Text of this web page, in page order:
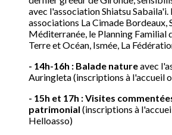
avec l'association Shiatsu Sabaila'i.
associations La Cimade Bordeaux,
Méditerranée, le Planning Familial
Terre et Océan, Ismée, La
- 14h-16h : Balade natureavec
Auringleta (inscriptions à l'accueil
- 15h et 17h : Visites
patrimonial (inscriptions à
Helloasso)